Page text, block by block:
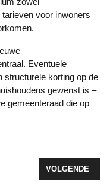
voor inwoners
Eventuele
structurele korting op de
gewenst is –
gemeenteraad die op
POSITIEF OVERVOLGENDE
VOLGENDE